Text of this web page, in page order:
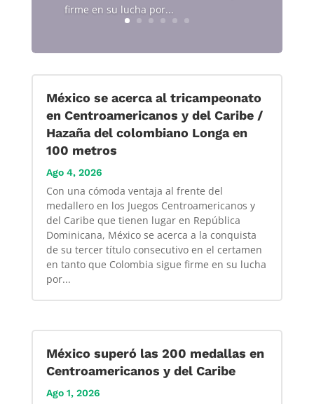
firme en su lucha por...
México se acerca al tricampeonato
en Centroamericanos y del Caribe /
Hazaña del colombiano Longa en
100 metros
Ago 4, 2026
Con una cómoda ventaja al frente del
medallero en los Juegos Centroamericanos y
del Caribe que tienen lugar en República
Dominicana, México se acerca a la conquista
de su tercer título consecutivo en el certamen
en tanto que Colombia sigue firme en su lucha
por...
México superó las 200 medallas en
Centroamericanos y del Caribe
Ago 1, 2026